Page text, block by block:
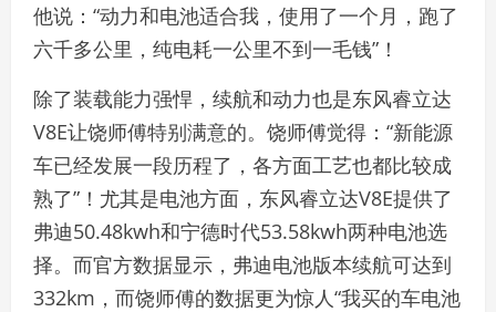
他说：“动力和电池适合我，使用了一个月，跑了
六千多公里，纯电耗一公里不到一毛钱”！
除了装载能力强悍，续航和动力也是东风睿立达
V8E让饶师傅特别满意的。饶师傅觉得：“新能源
车已经发展一段历程了，各方面工艺也都比较成
熟了”！尤其是电池方面，东风睿立达V8E提供了
弗迪50.48kwh和宁德时代53.58kwh两种电池选
择。而官方数据显示，弗迪电池版本续航可达到
332km，而饶师傅的数据更为惊人“我买的车电池